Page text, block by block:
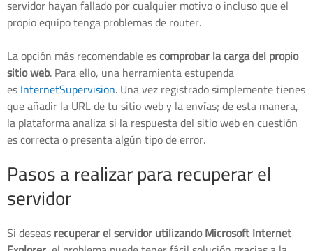
servidor hayan fallado por cualquier motivo o incluso que el
propio equipo tenga problemas de router.
La opción más recomendable escomprobar la carga del propio
sitio web. Para ello, una herramienta estupenda
esInternetSupervision. Una vez registrado simplemente tienes
que añadir la URL de tu sitio web y la envías; de esta manera,
la plataforma analiza si la respuesta del sitio web en cuestión
es correcta o presenta algún tipo de error.
Pasos a realizar para recuperar el
servidor
Si deseasrecuperar el servidor utilizando Microsoft Internet